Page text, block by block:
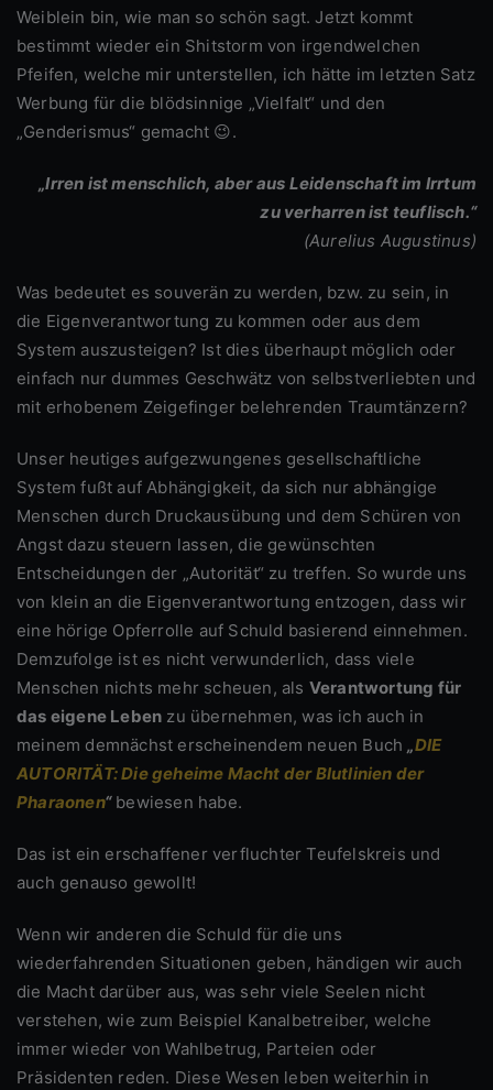
Weiblein bin, wie man so schön sagt. Jetzt kommt
bestimmt wieder ein Shitstorm von irgendwelchen
Pfeifen, welche mir unterstellen, ich hätte im letzten Satz
Werbung für die blödsinnige „Vielfalt“ und den
„Genderismus“ gemacht 😉.
„Irren ist menschlich, aber aus Leidenschaft im Irrtum
zu verharren ist teuflisch.“
(Aurelius Augustinus)
Was bedeutet es souverän zu werden, bzw. zu sein, in
die Eigenverantwortung zu kommen oder aus dem
System auszusteigen? Ist dies überhaupt möglich oder
einfach nur dummes Geschwätz von selbstverliebten und
mit erhobenem Zeigefinger belehrenden Traumtänzern?
Unser heutiges aufgezwungenes gesellschaftliche
System fußt auf Abhängigkeit, da sich nur abhängige
Menschen durch Druckausübung und dem Schüren von
Angst dazu steuern lassen, die gewünschten
Entscheidungen der „Autorität“ zu treffen. So wurde uns
von klein an die Eigenverantwortung entzogen, dass wir
eine hörige Opferrolle auf Schuld basierend einnehmen.
Demzufolge ist es nicht verwunderlich, dass viele
Menschen nichts mehr scheuen, als Verantwortung für
das eigene Leben zu übernehmen, was ich auch in
meinem demnächst erscheinendem neuen Buch „DIE
AUTORITÄT: Die geheime Macht der Blutlinien der
Pharaonen“bewiesen habe.
Das ist ein erschaffener verfluchter Teufelskreis und
auch genauso gewollt!
Wenn wir anderen die Schuld für die uns
wiederfahrenden Situationen geben, händigen wir auch
die Macht darüber aus, was sehr viele Seelen nicht
verstehen, wie zum Beispiel Kanalbetreiber, welche
immer wieder von Wahlbetrug, Parteien oder
Präsidenten reden. Diese Wesen leben weiterhin in